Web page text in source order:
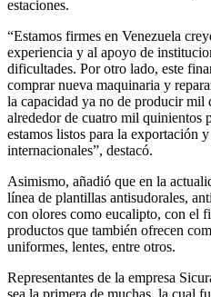
estaciones.
“Estamos firmes en Venezuela
experiencia y al apoyo de
dificultades. Por otro lado, este
comprar nueva maquinaria y
la capacidad ya no de producir mil
alrededor de cuatro mil quinientos
estamos listos para la exportación
internacionales”, destacó.
Asimismo, añadió que en la
línea de plantillas antisudorales,
con olores como eucalipto, con el
productos que también ofrecen
uniformes, lentes, entre otros.
Representantes de la empresa
sea la primera de muchas, la cual